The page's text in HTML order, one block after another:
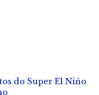
do Super El Niño